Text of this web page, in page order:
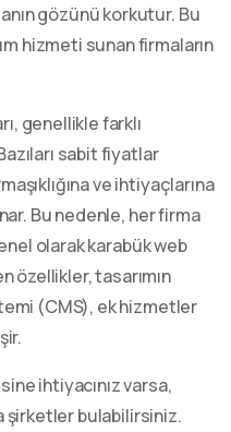
gözünü korkutur. Bu
hizmeti sunan firmaların
genellikle farklı
sabit fiyatlar
ve ihtiyaçlarına
Bu nedenle, her firma
olarak karabük web
özellikler, tasarımın
(CMS), ek hizmetler
ihtiyacınız varsa,
şirketler bulabilirsiniz.